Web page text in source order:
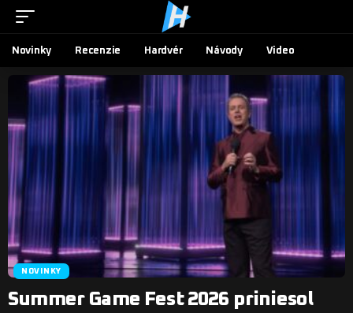
Novinky Recenzie Hardvér Návody Video
NOVINKY
Summer Game Fest 2026 priniesol